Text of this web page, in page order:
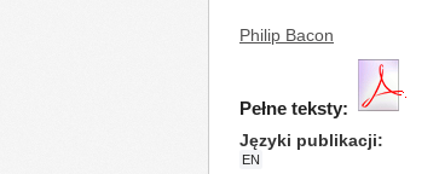
Philip Bacon
Pełne teksty:
Języki publikacji
EN